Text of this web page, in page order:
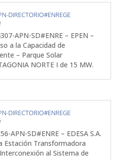
DIRECTORIO#ENREGE
APN-SD#ENRE – EPEN –
a la Capacidad de
– Parque Solar
NORTE I de 15 MW.
DIRECTORIO#ENREGE
APN-SD#ENRE – EDESA S.A.
Estación Transformadora
al Sistema de